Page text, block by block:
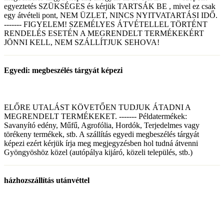
egyeztetés SZÜKSÉGES és kérjük TARTSÁK BE , mivel ez csak
egy átvételi pont, NEM ÜZLET, NINCS NYITVATARTÁSI IDŐ.
------- FIGYELEM! SZEMÉLYES ÁTVÉTELLEL TÖRTÉNT
RENDELÉS ESETÉN A MEGRENDELT TERMÉKEKÉRT
JÖNNI KELL, NEM SZÁLLÍTJUK SEHOVA!
Egyedi: megbeszélés tárgyát képezi
ELŐRE UTALÁST KÖVETŐEN TUDJUK ÁTADNI A
MEGRENDELT TERMÉKEKET. ------- Példatermékek:
Savanyító edény, Műfű, Agrofólia, Hordók, Terjedelmes vagy
törékeny termékek, stb. A szállítás egyedi megbeszélés tárgyát
képezi ezért kérjük írja meg megjegyzésben hol tudná átvenni
Gyöngyöshöz közel (autópálya kijáró, közeli település, stb.)
házhozszállítás utánvéttel